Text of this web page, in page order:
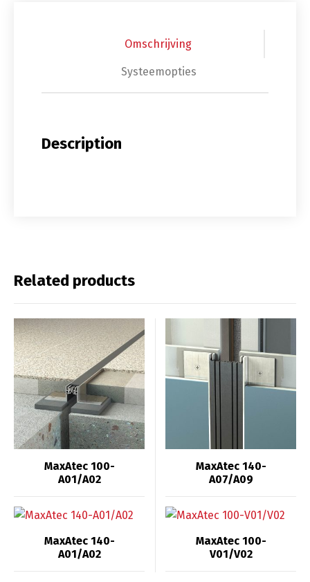
Omschrijving
Systeemopties
Description
Related products
MaxAtec 100-
A01/A02
MaxAtec 140-
A07/A09
MaxAtec 140-
A01/A02
MaxAtec 100-
V01/V02